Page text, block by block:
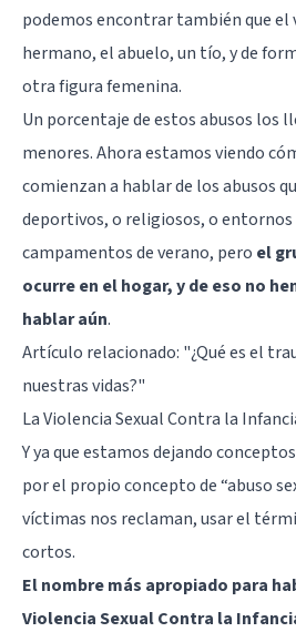
podemos encontrar también que el
hermano, el abuelo, un tío, y de
otra figura femenina.
Un porcentaje de estos abusos los
menores. Ahora estamos viendo
comienzan a hablar de los abusos
deportivos, o religiosos, o
campamentos de verano, pero el
ocurre en el hogar, y de eso no
hablar aún.
Artículo relacionado: "¿Qué es el
nuestras vidas?"
La Violencia Sexual Contra la
Y ya que estamos dejando
por el propio concepto de “abuso
víctimas nos reclaman, usar el
cortos.
El nombre más apropiado para
Violencia Sexual Contra la